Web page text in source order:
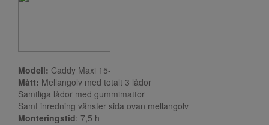
Modell: Caddy Maxi 15-
Mått: Mellangolv med totalt 3 lådor
Samtliga lådor med gummimattor
Samt inredning vänster sida ovan mellangolv
Monteringstid: 7,5 h